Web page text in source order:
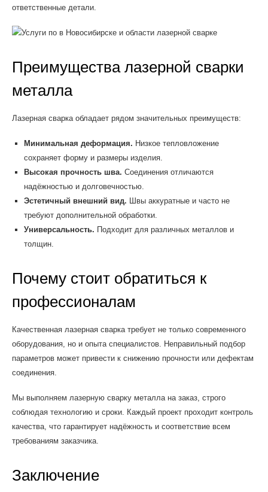
ответственные детали.
Преимущества лазерной сварки
металла
Лазерная сварка обладает рядом значительных преимуществ:
Минимальная деформация. Низкое тепловложение
сохраняет форму и размеры изделия.
Высокая прочность шва. Соединения отличаются
надёжностью и долговечностью.
Эстетичный внешний вид. Швы аккуратные и часто не
требуют дополнительной обработки.
Универсальность. Подходит для различных металлов и
толщин.
Почему стоит обратиться к
профессионалам
Качественная лазерная сварка требует не только современного
оборудования, но и опыта специалистов. Неправильный подбор
параметров может привести к снижению прочности или дефектам
соединения.
Мы выполняем лазерную сварку металла на заказ, строго
соблюдая технологию и сроки. Каждый проект проходит контроль
качества, что гарантирует надёжность и соответствие всем
требованиям заказчика.
Заключение